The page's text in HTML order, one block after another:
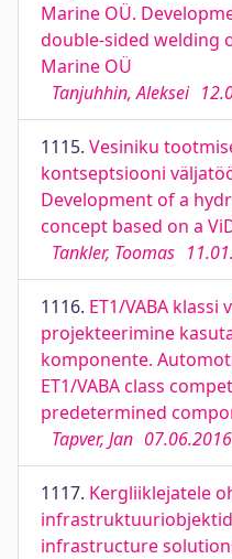
Marine OÜ.
double-sided welding
Marine OÜ
Tanjuhhin, Aleksei
1115. Vesiniku
kontseptsiooni
Development of a
concept based on a
Tankler, Toomas
1116. ET1/VABA
projekteerimine
komponente.
ET1/VABA class
predetermined
Tapver, Jan 07.06.2016
1117. Kergliiklejatele
infrastructure